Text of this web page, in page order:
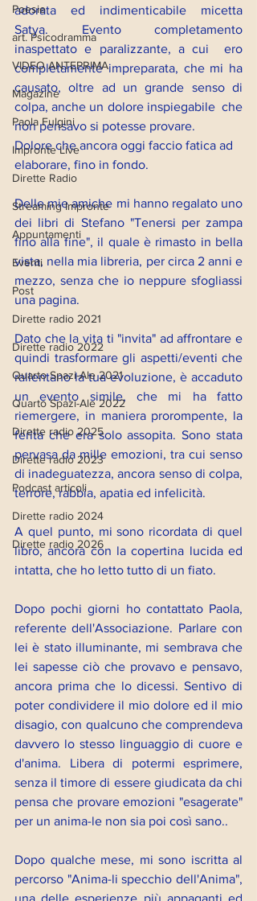
Poesie
art. Psicodramma
VIDEO ANTEPRIMA
Magazine
Paola Fulgini
Impronte Live
Dirette Radio
Streaming Impronte
Appuntamenti
Eventi
Post
Dirette radio 2021
Dirette radio 2022
Quarto Spazi-Ale 2021
Quarto Spazi-Ale 2022
Dirette radio 2025
Dirette radio 2023
Podcast articoli
Dirette radio 2024
Dirette radio 2026
adorata ed indimenticabile micetta
Satya. Evento completamento
inaspettato e paralizzante, a cui  ero
completamente impreparata, che mi ha
causato, oltre ad un grande senso di
colpa, anche un dolore inspiegabile  che
non pensavo si potesse provare.
Dolore che ancora oggi faccio fatica ad
elaborare, fino in fondo.
Delle mie amiche mi hanno regalato uno
dei libri di Stefano "Tenersi per zampa
fino alla fine", il quale è rimasto in bella
vista, nella mia libreria, per circa 2 anni e
mezzo, senza che io neppure sfogliassi
una pagina.
Dato che la vita ti "invita" ad affrontare e
quindi trasformare gli aspetti/eventi che
rallentano la tua evoluzione, è accaduto
un evento simile, che mi ha fatto
riemergere, in maniera prorompente, la
ferita che era solo assopita. Sono stata
pervasa da mille emozioni, tra cui senso
di inadeguatezza, ancora senso di colpa,
terrore, rabbia, apatia ed infelicità.
A quel punto, mi sono ricordata di quel
libro, ancora con la copertina lucida ed
intatta, che ho letto tutto di un fiato.
Dopo pochi giorni ho contattato Paola,
referente dell'Associazione. Parlare con
lei è stato illuminante, mi sembrava che
lei sapesse ciò che provavo e pensavo,
ancora prima che lo dicessi. Sentivo di
poter condividere il mio dolore ed il mio
disagio, con qualcuno che comprendeva
davvero lo stesso linguaggio di cuore e
d'anima. Libera di potermi esprimere,
senza il timore di essere giudicata da chi
pensa che provare emozioni "esagerate"
per un anima-le non sia poi così sano..
Dopo qualche mese, mi sono iscritta al
percorso "Anima-li specchio dell'Anima",
una delle esperienze più appaganti ed